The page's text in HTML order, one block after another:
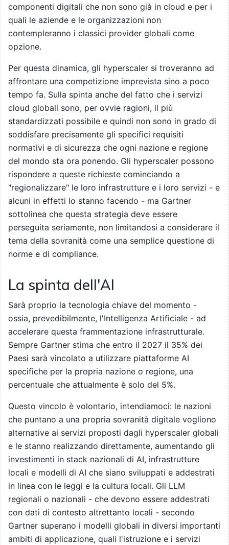
componenti digitali che non sono già in cloud e per i
quali le aziende e le organizzazioni non
contempleranno i classici provider globali come
opzione.
Per questa dinamica, gli hyperscaler si troveranno ad
affrontare una competizione imprevista sino a poco
tempo fa. Sulla spinta anche del fatto che i servizi
cloud globali sono, per ovvie ragioni, il più
standardizzati possibile e quindi non sono in grado di
soddisfare precisamente gli specifici requisiti
normativi e di sicurezza che ogni nazione e regione
del mondo sta ora ponendo. Gli hyperscaler possono
rispondere a queste richieste cominciando a
"regionalizzare" le loro infrastrutture e i loro servizi - e
alcuni in effetti lo stanno facendo - ma Gartner
sottolinea che questa strategia deve essere
perseguita seriamente, non limitandosi a considerare il
tema della sovranità come una semplice questione di
norme e di compliance.
La spinta dell'AI
Sarà proprio la tecnologia chiave del momento -
ossia, prevedibilmente, l'Intelligenza Artificiale - ad
accelerare questa frammentazione infrastrutturale.
Sempre Gartner stima che entro il 2027 il 35% dei
Paesi sarà vincolato a utilizzare piattaforme AI
specifiche per la propria nazione o regione, una
percentuale che attualmente è solo del 5%.
Questo vincolo è volontario, intendiamoci: le nazioni
che puntano a una propria sovranità digitale vogliono
alternative ai servizi proposti dagli hyperscaler globali
e le stanno realizzando direttamente, aumentando gli
investimenti in stack nazionali di AI, infrastrutture
locali e modelli di AI che siano sviluppati e addestrati
in linea con le leggi e la cultura locali. Gli LLM
regionali o nazionali - che devono essere addestrati
con dati di contesto altrettanto locali - secondo
Gartner superano i modelli globali in diversi importanti
ambiti di applicazione, quali l'istruzione e i servizi